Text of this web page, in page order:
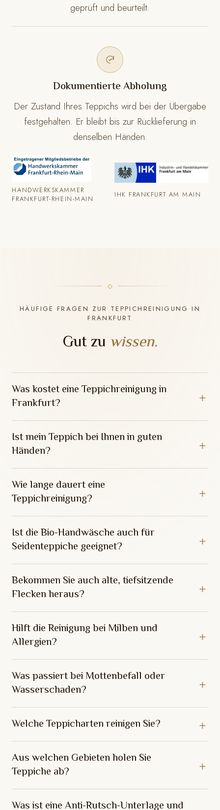
geprüft und beurteilt.
Dokumentierte Abholung
Der Zustand Ihres Teppichs wird bei der Übergabe
festgehalten. Er bleibt bis zur Rücklieferung in
denselben Händen.
HANDWERKSKAMMER
FRANKFURT-RHEIN-MAIN
IHK FRANKFURT AM MAIN
HÄUFIGE FRAGEN ZUR TEPPICHREINIGUNG IN
FRANKFURT
Gut zu wissen.
Was kostet eine Teppichreinigung in
Frankfurt?
Ist mein Teppich bei Ihnen in guten
Händen?
Wie lange dauert eine
Teppichreinigung?
Ist die Bio-Handwäsche auch für
Seidenteppiche geeignet?
Bekommen Sie auch alte, tiefsitzende
Flecken heraus?
Hilft die Reinigung bei Milben und
Allergien?
Was passiert bei Mottenbefall oder
Wasserschaden?
Welche Teppicharten reinigen Sie?
Aus welchen Gebieten holen Sie
Teppiche ab?
Was ist eine Anti-Rutsch-Unterlage und